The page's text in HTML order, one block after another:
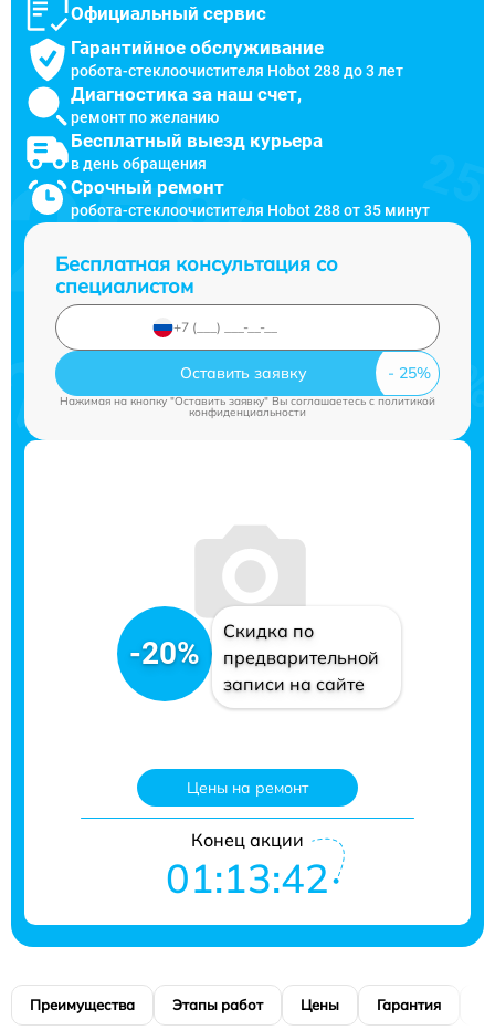
Официальный сервис
Гарантийное обслуживание
робота-стеклоочистителя Hobot 288 до 3 лет
Диагностика за наш счет,
ремонт по желанию
Бесплатный выезд курьера
в день обращения
Срочный ремонт
робота-стеклоочистителя Hobot 288 от 35 минут
Бесплатная консультация со
специалистом
Оставить заявку
Нажимая на кнопку "Оставить заявку" Вы соглашаетесь cполитикой
конфиденциальности
-20%
Скидка по
предварительной
записи на сайте
Цены на ремонт
Конец акции
01:13:41
Преимущества Этапы работ Цены Гарантия